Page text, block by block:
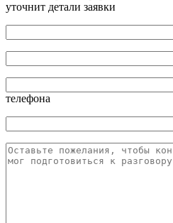
уточнит детали заявки
телефона